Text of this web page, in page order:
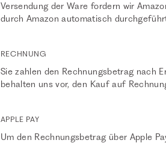
Versendung der Ware fordern wir
durch Amazon automatisch
RECHNUNG
Sie zahlen den Rechnungsbetrag nach
behalten uns vor, den Kauf auf
APPLE PAY
Um den Rechnungsbetrag über Apple